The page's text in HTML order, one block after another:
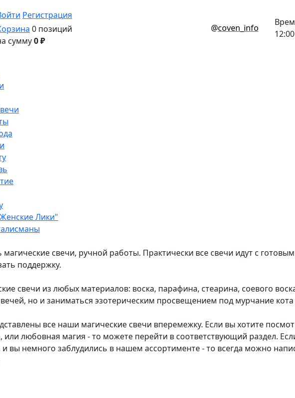
Регистрация
0 позиций
сумму0 ₽
@coven_info
Лики"
свечи, ручной работы. Практически все свечи идут с
поддержку.
свечи из любых материалов: воска, парафина, стеарина, соевого
но и заниматься эзотерическим просвещением под мурчание
все наши магические свечи вперемежку. Если вы хотите
или любовная магия - то можете перейти в соответствующий раздел.
и вы немного заблудились в нашем ассортименте - то всегда можно